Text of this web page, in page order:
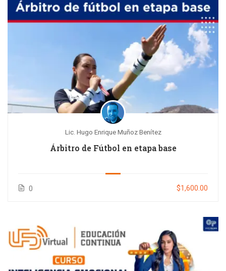
Lic. Hugo Enrique Muñoz Benítez
Árbitro de Fútbol en etapa base
0 $1,600.00